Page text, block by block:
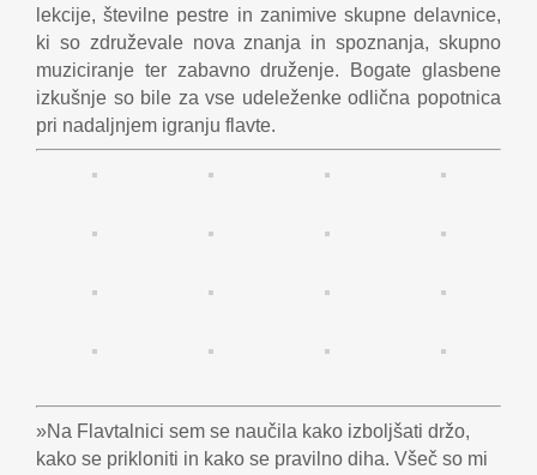
lekcije, številne pestre in zanimive skupne delavnice,
ki so združevale nova znanja in spoznanja, skupno
muziciranje ter zabavno druženje. Bogate glasbene
izkušnje so bile za vse udeleženke odlična popotnica
pri nadaljnjem igranju flavte.
»Na Flavtalnici sem se naučila kako izboljšati držo,
kako se prikloniti in kako se pravilno diha. Všeč so mi